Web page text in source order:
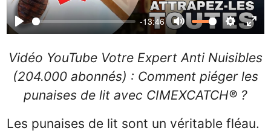
Play
-13:46
Mute Settings
Vidéo YouTube Votre Expert Anti Nuisibles
(204.000 abonnés) : Comment piéger les
punaises de lit avec CIMEXCATCH® ?
Les punaises de lit sont un véritable fléau.